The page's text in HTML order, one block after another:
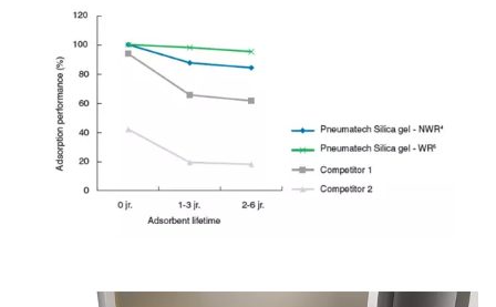
3. Anti-aging-effekt
Alle tørremidler ældes, men nogle ældes betydeligt
ydelsesproblemer og højere